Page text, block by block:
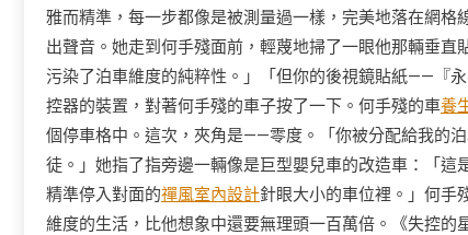
雅而精準，每一步都像是被測量過一樣，完美地落在網
出聲音。她走到何手殘面前，輕蔑地掃了一眼他那輛垂
污染了泊車維度的純粹性。」「但你的後視鏡貼紙——『
控器的裝置，對著何手殘的車子按了一下。何手殘的車養
個停車格中。這次，夾角是——零度。「你被分配給我的
徒。」她指了指旁邊一輛像是巨型嬰兒車的改造車：「
精準停入對面的禪風室內設計針眼大小的車位裡。」何手
維度的生活，比他想象中還要無理頭一百萬倍。《失控